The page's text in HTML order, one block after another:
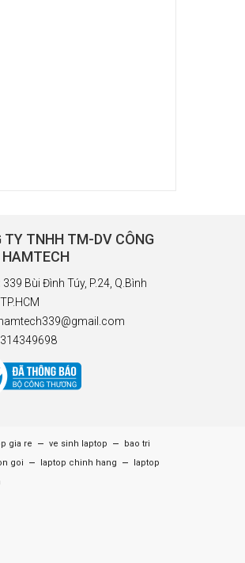
TY TNHH TM-DV CÔNG
HAMTECH
339 Bùi Đình Túy, P.24, Q.Bình
gia re – ve sinh laptop –
bao tri
goi
– laptop chinh hang –
laptop